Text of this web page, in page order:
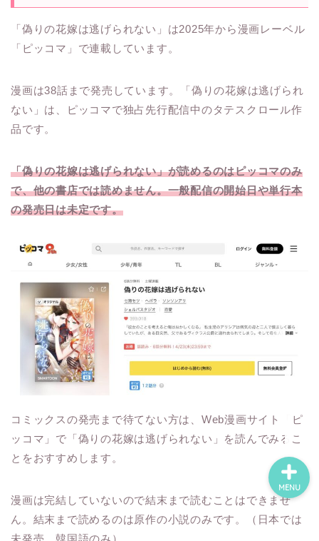
「偽りの花嫁は逃げられない」は2025年から漫画レーベル
「ピッコマ」で連載しています。
漫画は38話まで発売しています。
「偽りの花嫁は逃げられ
ない」は、ピッコマで独占先行配信中のタテスクロール作
品です。
「偽りの花嫁は逃げられない」が読めるのはピッコマのみ
で、他の書店では読めません。一般配信の開始日や単行本
の発売日は未定です。
コミックスの発売まで待てない方は、Web漫画サイト「ピ
ッコマ」で「偽りの花嫁は逃げられない」を読んでみるこ
とをおすすめします。
漫画は完結していないので結末まで読むことはできませ
ん。結末まで読めるのは原作の小説のみです。（日本では
MENU
ネタバレ・感想
無料で読める漫画・小説
漫画・小説新刊情報